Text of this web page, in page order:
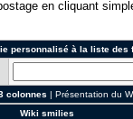
en cliquant
personnalisé à la liste des
colonnes | Présentation du
Wiki smilies